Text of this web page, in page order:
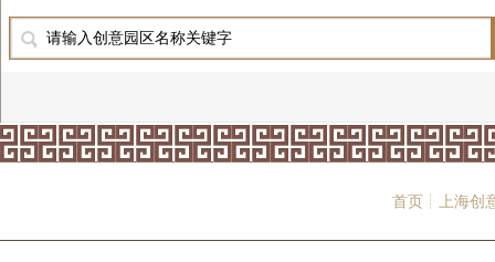
首页┊ 上海